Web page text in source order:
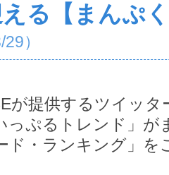
る【まんぷ
）
が提供するツイッタ
っぷるトレンド」が
ド・ランキング」を